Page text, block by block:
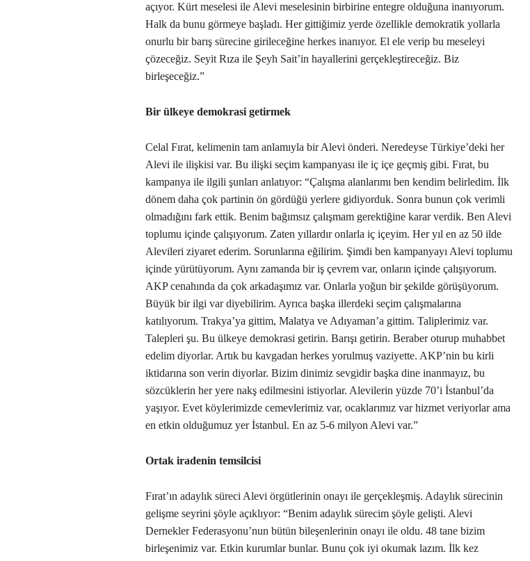
açıyor. Kürt meselesi ile Alevi meselesinin birbirine entegre olduğuna inanıyorum.
Halk da bunu görmeye başladı. Her gittiğimiz yerde özellikle demokratik yollarla
onurlu bir barış sürecine girileceğine herkes inanıyor. El ele verip bu meseleyi
çözeceğiz. Seyit Rıza ile Şeyh Sait’in hayallerini gerçekleştireceğiz. Biz
birleşeceğiz.”
Bir ülkeye demokrasi getirmek
Celal Fırat, kelimenin tam anlamıyla bir Alevi önderi. Neredeyse Türkiye’deki her
Alevi ile ilişkisi var. Bu ilişki seçim kampanyası ile iç içe geçmiş gibi. Fırat, bu
kampanya ile ilgili şunları anlatıyor: “Çalışma alanlarımı ben kendim belirledim. İlk
dönem daha çok partinin ön gördüğü yerlere gidiyorduk. Sonra bunun çok verimli
olmadığını fark ettik. Benim bağımsız çalışmam gerektiğine karar verdik. Ben Alevi
toplumu içinde çalışıyorum. Zaten yıllardır onlarla iç içeyim. Her yıl en az 50 ilde
Alevileri ziyaret ederim. Sorunlarına eğilirim. Şimdi ben kampanyayı Alevi toplumu
içinde yürütüyorum. Aynı zamanda bir iş çevrem var, onların içinde çalışıyorum.
AKP cenahında da çok arkadaşımız var. Onlarla yoğun bir şekilde görüşüyorum.
Büyük bir ilgi var diyebilirim. Ayrıca başka illerdeki seçim çalışmalarına
katılıyorum. Trakya’ya gittim, Malatya ve Adıyaman’a gittim. Taliplerimiz var.
Talepleri şu. Bu ülkeye demokrasi getirin. Barışı getirin. Beraber oturup muhabbet
edelim diyorlar. Artık bu kavgadan herkes yorulmuş vaziyette. AKP’nin bu kirli
iktidarına son verin diyorlar. Bizim dinimiz sevgidir başka dine inanmayız, bu
sözcüklerin her yere nakş edilmesini istiyorlar. Alevilerin yüzde 70’i İstanbul’da
yaşıyor. Evet köylerimizde cemevlerimiz var, ocaklarımız var hizmet veriyorlar ama
en etkin olduğumuz yer İstanbul. En az 5-6 milyon Alevi var.”
Ortak iradenin temsilcisi
Fırat’ın adaylık süreci Alevi örgütlerinin onayı ile gerçekleşmiş. Adaylık sürecinin
gelişme seyrini şöyle açıklıyor: “Benim adaylık sürecim şöyle gelişti. Alevi
Dernekler Federasyonu’nun bütün bileşenlerinin onayı ile oldu. 48 tane bizim
birleşenimiz var. Etkin kurumlar bunlar. Bunu çok iyi okumak lazım. İlk kez